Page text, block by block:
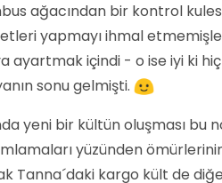
ağacından bir kontrol
yapmayı ihmal
ayartmak içindi - o ise iyi ki
sonu gelmişti.
yeni bir kültün oluşması
yüzünden
Tanna´daki kargo kült de